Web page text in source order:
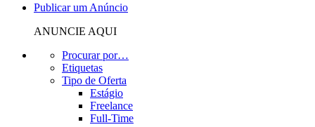
Publicar um Anúncio
ANUNCIE AQUI
Procurar por…
Etiquetas
Tipo de Oferta
Estágio
Freelance
Full-Time